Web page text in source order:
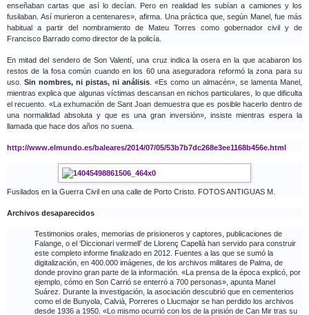
enseñaban cartas que así lo decían. Pero en realidad les subían a camiones y los
fusilaban. Así murieron a centenares», afirma. Una práctica que, según Manel, fue más
habitual a partir del nombramiento de Mateu Torres como gobernador civil y de
Francisco Barrado como director de la policía.
En mitad del sendero de Son Valentí, una cruz indica la osera en la que acabaron los
restos de la fosa común cuando en los 60 una aseguradora reformó la zona para su
uso. Sin nombres, ni pistas, ni análisis . «Es como un almacén», se lamenta Manel,
mientras explica que algunas víctimas descansan en nichos particulares, lo que dificulta
el recuento. «La exhumación de Sant Joan demuestra que es posible hacerlo dentro de
una normalidad absoluta y que es una gran inversión», insiste mientras espera la
llamada que hace dos años no suena.
http://www.elmundo.es/baleares/2014/07/05/53b7b7dc268e3ee1168b456e.html
Fusilados en la Guerra Civil en una calle de Porto Cristo. FOTOS ANTIGUAS M.
Archivos desaparecidos
Testimonios orales, memorias de prisioneros y captores, publicaciones de
Falange, o el ‘Diccionari vermell’ de Llorenç Capellà han servido para construir
este completo informe finalizado en 2012. Fuentes a las que se sumó la
digitalización, en 400.000 imágenes, de los archivos militares de Palma, de
donde provino gran parte de la información. «La prensa de la época explicó, por
ejemplo, cómo en Son Carrió se enterró a 700 personas», apunta Manel
Suárez. Durante la investigación, la asociación descubrió que en cementerios
como el de Bunyola, Calvià, Porreres o Llucmajor se han perdido los archivos
desde 1936 a 1950. «Lo mismo ocurrió con los de la prisión de Can Mir tras su